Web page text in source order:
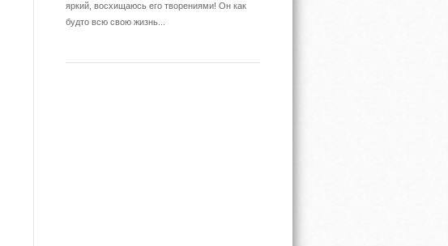
яркий, восхищаюсь его творениями! Он как
будто всю свою жизнь...